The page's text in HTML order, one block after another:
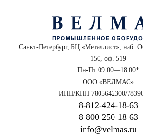
Санкт-Петербург, БЦ «Металлист», наб.
150, оф. 519
Пн-Пт 09:00—18:00*
ООО «ВЕЛМАС»
ИНН/КПП 7805642300/
8‑812‑424‑18‑63
8‑800‑250‑18‑63
info@velmas.ru